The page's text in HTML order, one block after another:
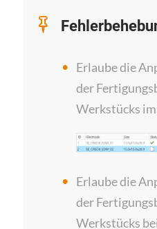
Erlaube die
der
Werkstücks
Erlaube die
der
Werkstücks